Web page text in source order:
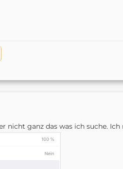
nicht ganz das was ich suche.